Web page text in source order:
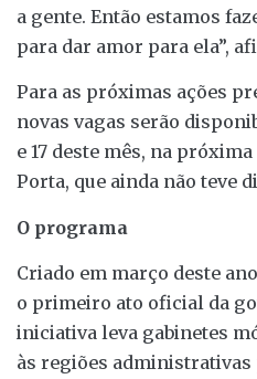
a gente. Então estamos
para dar amor para ela”,
Para as próximas ações
novas vagas serão
e 17 deste mês, na
Porta, que ainda não teve
O programa
Criado em março deste
o primeiro ato oficial da
iniciativa leva gabinetes
às regiões